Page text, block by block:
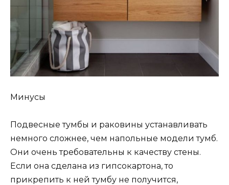
Минусы
Подвесные тумбы и раковины устанавливать
немного сложнее, чем напольные модели тумб.
Они очень требовательны к качеству стены.
Если она сделана из гипсокартона, то
прикрепить к ней тумбу не получится,